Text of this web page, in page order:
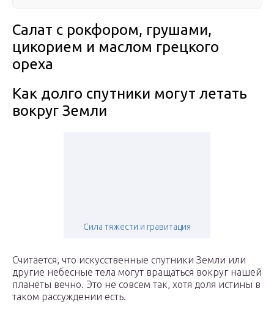
Салат с рокфором, грушами,
цикорием и маслом грецкого
ореха
Как долго спутники могут летать
вокруг Земли
Сила тяжести и гравитация
Считается, что искусственные спутники Земли или
другие небесные тела могут вращаться вокруг нашей
планеты вечно. Это не совсем так, хотя доля истины в
таком рассуждении есть.